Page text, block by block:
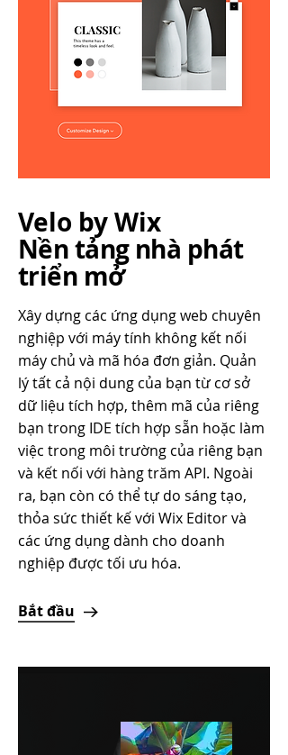
Velo by Wix
Nền tảng nhà phát
triển mở
Xây dựng các ứng dụng web chuyên
nghiệp với máy tính không kết nối
máy chủ và mã hóa đơn giản. Quản
lý tất cả nội dung của bạn từ cơ sở
dữ liệu tích hợp, thêm mã của riêng
bạn trong IDE tích hợp sẵn hoặc làm
việc trong môi trường của riêng bạn
và kết nối với hàng trăm API. Ngoài
ra, bạn còn có thể tự do sáng tạo,
thỏa sức thiết kế với Wix Editor và
các ứng dụng dành cho doanh
nghiệp được tối ưu hóa.
Bắt đầu